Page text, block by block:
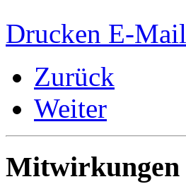
Drucken E-Mail
Zurück
Weiter
Mitwirkungen